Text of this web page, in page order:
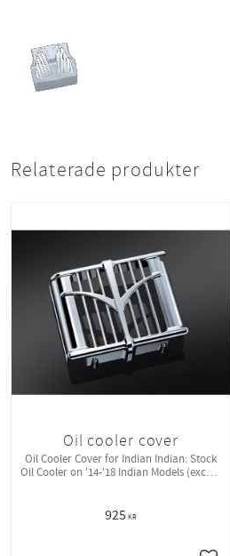
Relaterade produkter
Oil cooler cover
Oil Cooler Cover for Indian Indian: Stock
Oil Cooler on '14-'18 Indian Models (except
925 KR